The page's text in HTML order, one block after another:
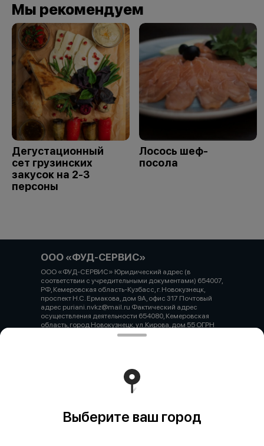
Мы рекомендуем
Дегустационный
сет грузинских
закусок на 2-3
персоны
Лосось шеф-
посола
ООО «ФУД-СЕРВИС»
ООО «ФУД-СЕРВИС» Юридический адрес (в
соответствии с учредительными документами) 654007,
РФ, Кемеровская область-Кузбасс, г. Новокузнецк,
проспект Н.С. Ермакова, дом 9А, офис 317 Почтовый
адрес puriani.nvkz@mail.ru Фактический адрес
осуществления деятельности 654080, Кемеровская
область, город Новокузнецк, ул.Кирова, дом 55 ОГРН
1234200003993 ИНН / КПП 4217207840 / 421745001
Кемеровское отделение №8615 ПАО Сбербанк
Работает на эффективном ядре
Выберите ваш город